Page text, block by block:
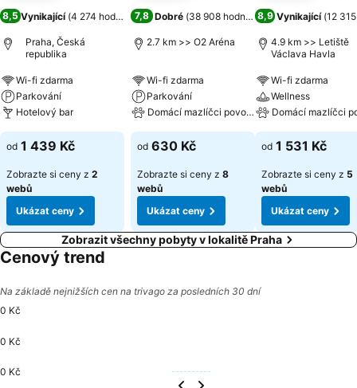
8,5 Vynikající (4 274 hodnocení)
Praha, Česká
republika
Wi-fi zdarma
Parkování
Hotelový bar
od 1 439 Kč
Zobrazte si ceny z 2
webů
Ukázat ceny
7,8 Dobré (38 908 hodnocení)
2.7 km >> O2 Aréna
Wi-fi zdarma
Parkování
Domácí mazlíčci povoleni
od 630 Kč
Zobrazte si ceny z 8
webů
Ukázat ceny
8,9 Vynikající (12
4.9 km >> Letiště
Václava Havla
Wi-fi zdarma
Wellness
Domácí mazlíčci
od 1 531 Kč
Zobrazte si ceny z 5
webů
Ukázat ceny
Zobrazit všechny pobyty v lokalitě Praha
Cenový trend
Na základě nejnižších cen na trivago za posledních 30 dní
0 Kč
0 Kč
0 Kč